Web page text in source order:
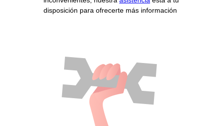
disposición para ofrecerte más información